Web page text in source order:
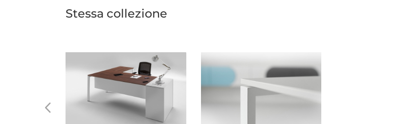
Stessa collezione